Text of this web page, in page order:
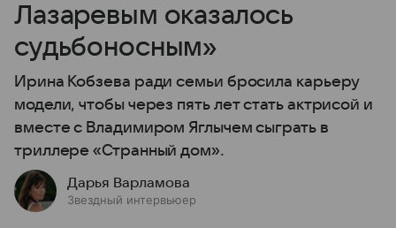
Лазаревым оказалось
судьбоносным»
Ирина Кобзева ради семьи бросила карьеру
модели, чтобы через пять лет стать актрисой и
вместе с Владимиром Яглычем сыграть в
триллере «Странный дом».
Дарья Варламова
Звездный интервьюер